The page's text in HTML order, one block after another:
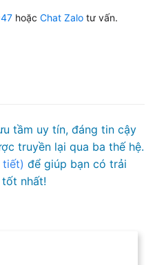
hoặc Chat Zalo tư vấn.
tầm uy tín, đáng tin cậy
truyền lại qua ba thế hệ.
tiết) để giúp bạn có trải
nhất!